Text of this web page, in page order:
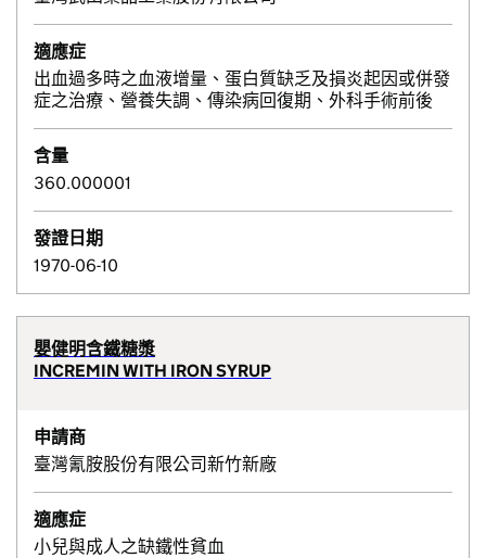
適應症
出血過多時之血液增量、蛋白質缺乏及損炎起因或併發
症之治療、營養失調、傳染病回復期、外科手術前後
含量
360.000001
發證日期
1970-06-10
嬰健明含鐵糖漿
INCREMIN WITH IRON SYRUP
申請商
臺灣氰胺股份有限公司新竹新廠
適應症
小兒與成人之缺鐵性貧血